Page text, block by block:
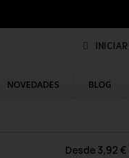
NOVEDADES BLOG
Desde 3,92 €